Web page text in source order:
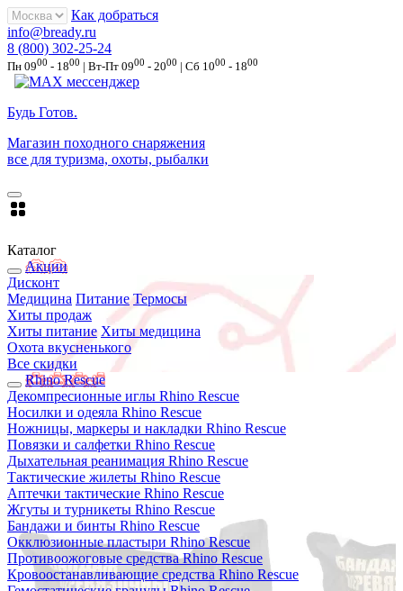
Как добраться
info@bready.ru
8 (800) 302-25-24
Пн 0900 - 1800 | Вт-Пт 0900 - 2000 | Сб 1000 - 1800
Будь Готов.
Магазин походного снаряжения
все для туризма, охоты, рыбалки
Каталог
Акции
Дисконт
Медицина Питание Термосы
Хиты продаж
Хиты питание Хиты медицина
Охота вкусненького
Все скидки
Rhino Rescue
Декомпресионные иглы Rhino Rescue
Носилки и одеяла Rhino Rescue
Ножницы, маркеры и накладки Rhino Rescue
Повязки и салфетки Rhino Rescue
Дыхательная реанимация Rhino Rescue
Тактические жилеты Rhino Rescue
Аптечки тактические Rhino Rescue
Жгуты и турникеты Rhino Rescue
Бандажи и бинты Rhino Rescue
Окклюзионные пластыри Rhino Rescue
Противоожоговые средства Rhino Rescue
Кровоостанавливающие средства Rhino Rescue